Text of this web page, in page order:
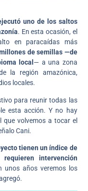
uno de los saltos
. En esta ocasión, el
en paracaídas más
millones de semillas —de
local — a una zona
la región amazónica,
locales.
para reunir todas las
esta acción. Y no hay
que volvemos a tocar el
Cani.
tienen un índice de
intervención
unos años veremos los